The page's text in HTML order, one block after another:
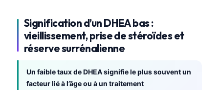
Signification d’un DHEA bas :
vieillissement, prise de stéroïdes et
réserve surrénalienne
Un faible taux de DHEA signifie le plus souvent un
facteur lié à l’âge ou à un traitement
Монгол
Basa Jawa
Cebuano